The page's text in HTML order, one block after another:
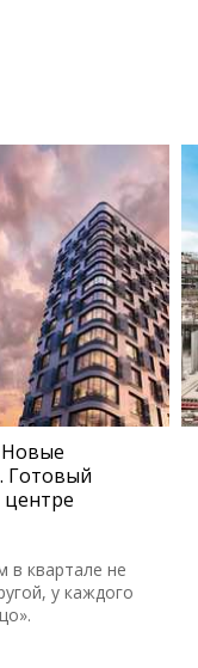
Готовый
центре
в квартале не
у каждого